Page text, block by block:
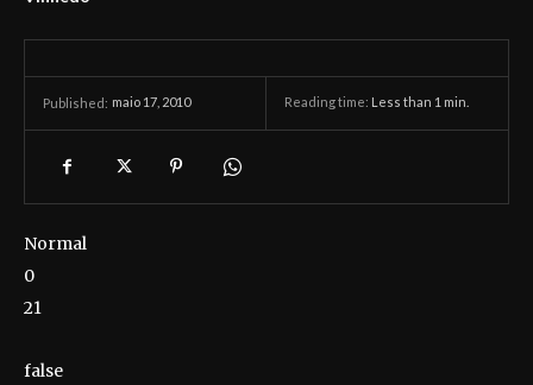
Published: maio 17, 2010 Reading time: Less than 1 min.
Normal
0
21
false